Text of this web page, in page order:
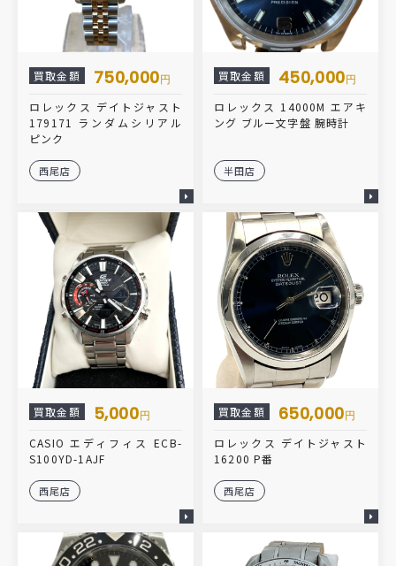
買取金額 750,000円
ロレックス デイトジャスト
179171 ランダムシリアル
ピンク
西尾店
買取金額 450,000円
ロレックス 14000M エアキ
ング ブルー文字盤 腕時計
半田店
買取金額 5,000円
CASIO エディフィス ECB-
S100YD-1AJF
西尾店
買取金額 650,000円
ロレックス デイトジャスト
16200 P番
西尾店